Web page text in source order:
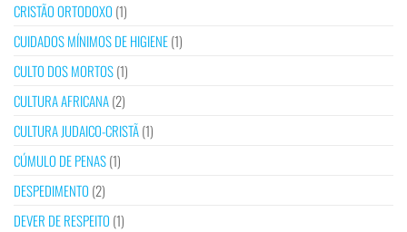
CRISTÃO ORTODOXO (1)
CUIDADOS MÍNIMOS DE HIGIENE(1)
CULTO DOS MORTOS(1)
CULTURA AFRICANA(2)
CULTURA JUDAICO-CRISTÃ(1)
CÚMULO DE PENAS(1)
DESPEDIMENTO (2)
DEVER DE RESPEITO (1)